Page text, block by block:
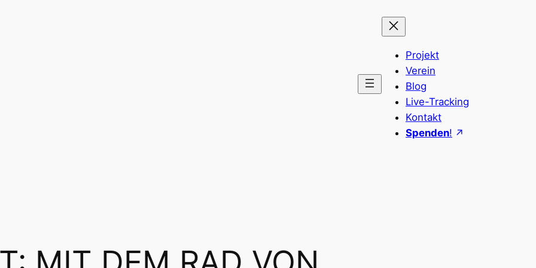
Projekt
Verein
Blog
Live-Tracking
Kontakt
Spenden!